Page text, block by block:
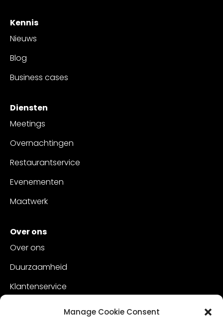
Manage Cookie Consent
Kennis
Nieuws
Blog
Business cases
Diensten
Meetings
Overnachtingen
Restaurantservice
Evenementen
Maatwerk
Over ons
Over ons
Duurzaamheid
Klantenservice